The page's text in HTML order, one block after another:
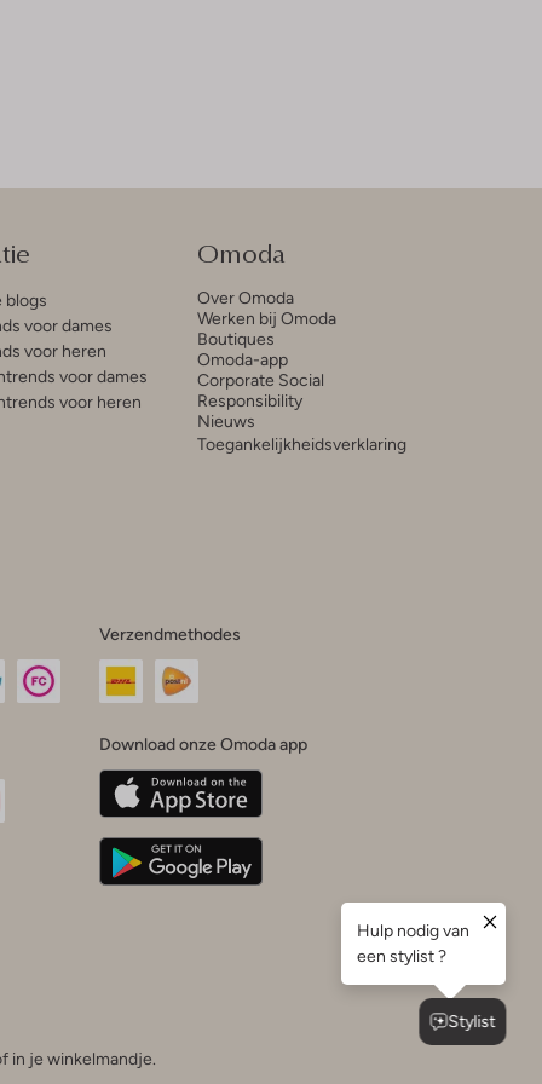
blogs
voor dames
voor heren
voor dames
voor heren
Omoda
Over Omoda
Werken bij Omoda
Boutiques
Omoda-app
Corporate Social
Responsibility
Nieuws
Toegankelijkheidsverklaring
Verzendmethodes
Download onze Omoda app
in je winkelmandje.